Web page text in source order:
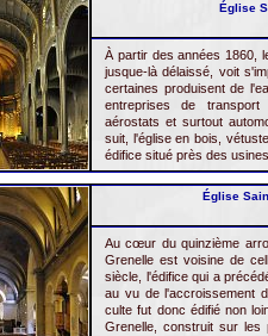
Église
À partir des années 1860,
jusque-là délaissé, voit
certaines produisent de
entreprises de transport
aérostats et surtout
suit, l'église en bois,
édifice situé près des
Église
Au cœur du quinzième
Grenelle est voisine de
siècle, l'édifice qui a
au vu de l'accroissement
culte fut donc édifié non
Grenelle, construit sur